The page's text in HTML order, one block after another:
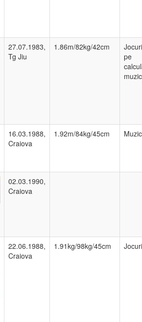
27.07.1983,
Tg Jiu
1.86m/82kg/42cm
pe
16.03.1988,
Craiova
1.92m/84kg/45cm
02.03.1990,
Craiova
22.06.1988,
Craiova
1.91kg/98kg/45cm